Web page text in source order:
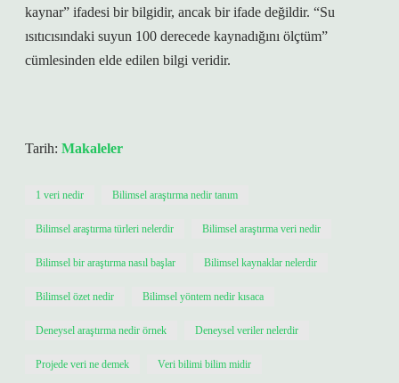
kaynar” ifadesi bir bilgidir, ancak bir ifade değildir. “Su
ısıtıcısındaki suyun 100 derecede kaynadığını ölçtüm”
cümlesinden elde edilen bilgi veridir.
Tarih: Makaleler
1 veri nedir Bilimsel araştırma nedir tanım
Bilimsel araştırma türleri nelerdir Bilimsel araştırma veri nedir
Bilimsel bir araştırma nasıl başlar Bilimsel kaynaklar nelerdir
Bilimsel özet nedir Bilimsel yöntem nedir kısaca
Deneysel araştırma nedir örnek Deneysel veriler nelerdir
Projede veri ne demek Veri bilimi bilim midir